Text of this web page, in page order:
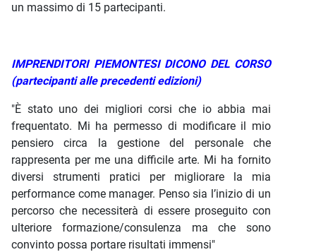
un massimo di 15 partecipanti.
IMPRENDITORI PIEMONTESI DICONO DEL CORSO
(partecipanti alle precedenti edizioni)
"È stato uno dei migliori corsi che io abbia mai
frequentato. Mi ha permesso di modificare il mio
pensiero circa la gestione del personale che
rappresenta per me una difficile arte. Mi ha fornito
diversi strumenti pratici per migliorare la mia
performance come manager. Penso sia l’inizio di un
percorso che necessiterà di essere proseguito con
ulteriore formazione/consulenza ma che sono
convinto possa portare risultati immensi"